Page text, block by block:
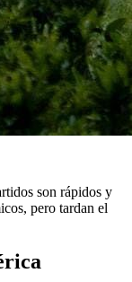
son rápidos y
pero tardan el